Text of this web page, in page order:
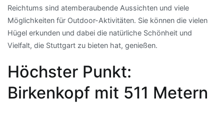
Reichtums sind atemberaubende Aussichten und viele
Möglichkeiten für Outdoor-Aktivitäten. Sie können die vielen
Hügel erkunden und dabei die natürliche Schönheit und
Vielfalt, die Stuttgart zu bieten hat, genießen.
Höchster Punkt:
Birkenkopf mit 511 Metern